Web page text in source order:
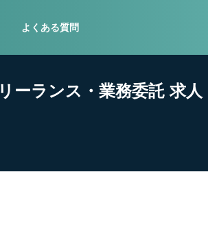
よくある質問
ーランス・業務委託 求人